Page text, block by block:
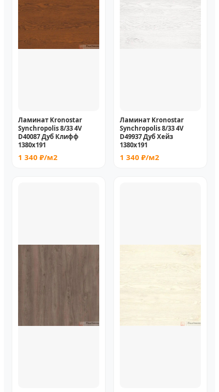
Ламинат Kronostar
Synchropolis 8/33 4V
D40087 Дуб Клифф
1380x191
1 340 ₽/м2
Ламинат Kronostar
Synchropolis 8/33 4V
D49937 Дуб Хейз
1380x191
1 340 ₽/м2